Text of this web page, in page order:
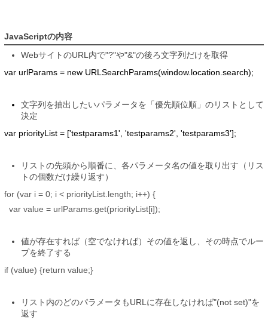
JavaScriptの内容
WebサイトのURL内で"?"や"&"の後ろ文字列だけを取得
var urlParams = new URLSearchParams(window.location.search);
文字列を抽出したいパラメータを「優先順位順」のリストとして
決定
var priorityList = ['testparams1', 'testparams2', 'testparams3'];
リストの先頭から順番に、各パラメータ名の値を取り出す（リス
トの個数だけ繰り返す）
for (var i = 0; i < priorityList.length; i++) {
var value = urlParams.get(priorityList[i]);
値が存在すれば（空でなければ）その値を返し、その時点でルー
プを終了する
if (value) {return value;}
リスト内のどのパラメータもURLに存在しなければ"(not set)"を
返す